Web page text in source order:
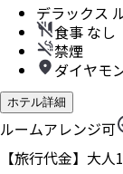
デラックス
食事 なし
禁煙
ダイヤモ
ホテル詳細
ルームアレンジ可
【旅行代金】大